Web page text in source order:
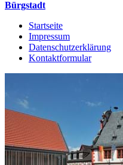
Bürgstadt
Startseite
Impressum
Datenschutzerklärung
Kontaktformular